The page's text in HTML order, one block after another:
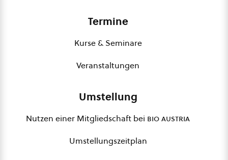
Termine
Kurse & Seminare
Veranstaltungen
Umstellung
Nutzen einer Mitgliedschaft bei bio austria
Umstellungszeitplan